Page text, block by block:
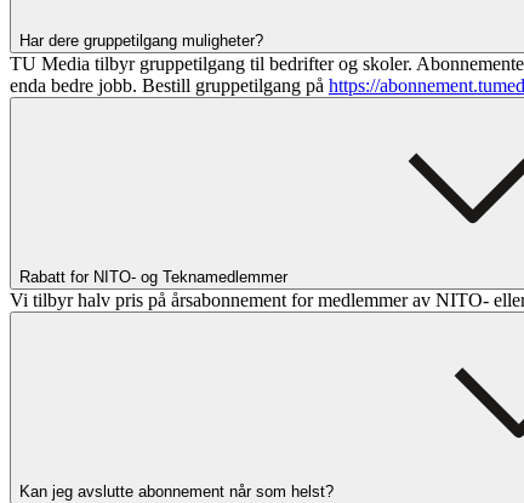
Har dere gruppetilgang muligheter?
TU Media tilbyr gruppetilgang til bedrifter og skoler.
enda bedre jobb. Bestill gruppetilgang på https://
Rabatt for NITO- og Teknamedlemmer
Vi tilbyr halv pris på årsabonnement for medlemmer av NITO-
Kan jeg avslutte abonnement når som helst?